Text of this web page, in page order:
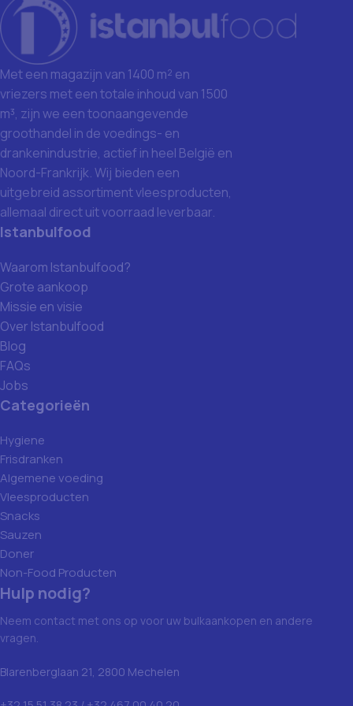
Met een magazijn van 1400 m² en
vriezers met een totale inhoud van 1500
m³, zijn we een toonaangevende
groothandel in de voedings- en
drankenindustrie, actief in heel België en
Noord-Frankrijk. Wij bieden een
uitgebreid assortiment vleesproducten,
allemaal direct uit voorraad leverbaar.
Istanbulfood
Waarom Istanbulfood?
Grote aankoop
Missie en visie
Over Istanbulfood
Blog
FAQs
Jobs
Categorieën
Hygiene
Frisdranken
Algemene voeding
Vleesproducten
Snacks
Sauzen
Doner
Non-Food Producten
Hulp nodig?
Neem contact met ons op voor uw bulkaankopen en andere
vragen.
Blarenberglaan 21, 2800 Mechelen